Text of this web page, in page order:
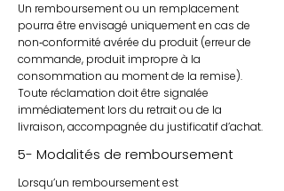
Un remboursement ou un remplacement
pourra être envisagé uniquement en cas de
non‑conformité avérée du produit (erreur de
commande, produit impropre à la
consommation au moment de la remise).
Toute réclamation doit être signalée
immédiatement lors du retrait ou de la
livraison, accompagnée du justificatif d’achat.
5- Modalités de remboursement
Lorsqu’un remboursement est